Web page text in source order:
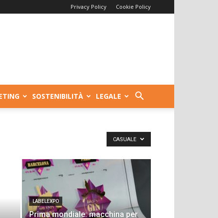
Privacy Policy Cookie Policy
SOSTENIBILITÀ LEGALE
CASUALE
LABELEXPO
Prima mondiale: macchina per